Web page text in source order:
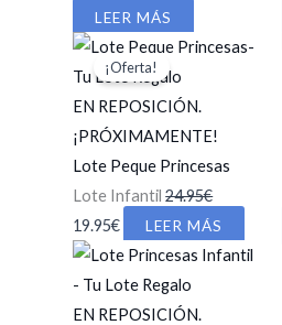
LEER MÁS
EN REPOSICIÓN.
¡PRÓXIMAMENTE!
¡Oferta!
Lote Peque Princesas
Lote Infantil24.95€
El
precio
original
era:
19.95€El
precio
actual
es:
LEER MÁS
EN REPOSICIÓN.